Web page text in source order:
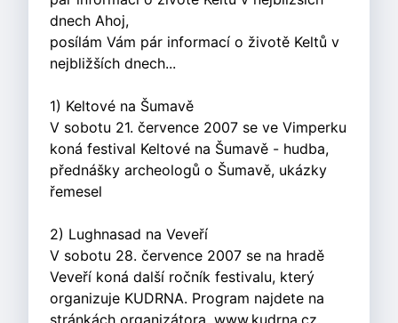
dnech Ahoj,
posílám Vám pár informací o životě Keltů v
nejbližších dnech...
1) Keltové na Šumavě
V sobotu 21. července 2007 se ve Vimperku
koná festival Keltové na Šumavě - hudba,
přednášky archeologů o Šumavě, ukázky
řemesel
2) Lughnasad na Veveří
V sobotu 28. července 2007 se na hradě
Veveří koná další ročník festivalu, který
organizuje KUDRNA. Program najdete na